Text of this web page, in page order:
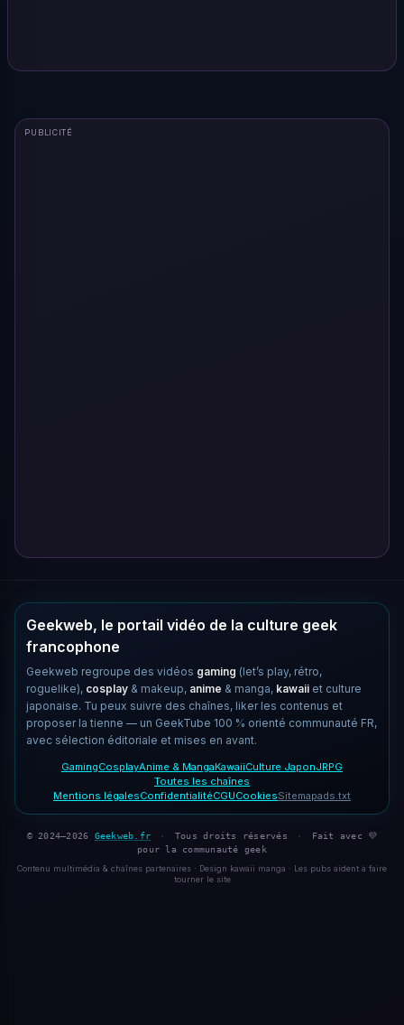
PUBLICITÉ
Geekweb, le portail vidéo de la culture geek
francophone
Geekweb regroupe des vidéos gaming (let’s play, rétro,
roguelike), cosplay & makeup, anime & manga, kawaii et culture
japonaise. Tu peux suivre des chaînes, liker les contenus et
proposer la tienne — un GeekTube 100 % orienté communauté FR,
avec sélection éditoriale et mises en avant.
GamingCosplayAnime & MangaKawaiiCulture JaponJRPG
Toutes les chaînes
Mentions légalesConfidentialitéCGUCookiesSitemapads.txt
© 2024–2026 Geekweb.fr · Tous droits réservés ·
Fait avec 💜
pour la communauté geek
Contenu multimédia & chaînes partenaires · Design kawaii manga · Les pubs aident à faire
tourner le site